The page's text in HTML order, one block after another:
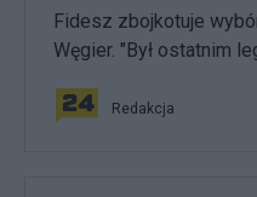
Fidesz zbojkotuje
Węgier. "Był ostatnim
Redakcja